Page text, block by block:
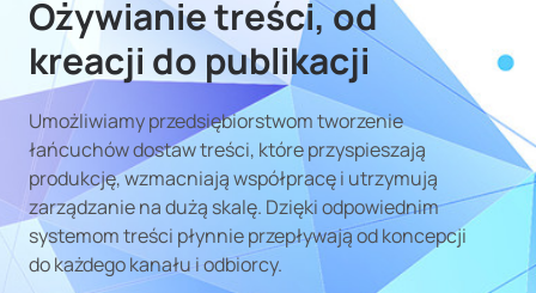
Ożywianie treści, od
kreacji do publikacji
Umożliwiamy przedsiębiorstwom tworzenie
łańcuchów dostaw treści, które przyspieszają
produkcję, wzmacniają współpracę i utrzymują
zarządzanie na dużą skalę. Dzięki odpowiednim
systemom treści płynnie przepływają od koncepcji
do każdego kanału i odbiorcy.